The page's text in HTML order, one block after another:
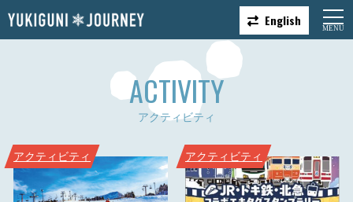
English
ACTIVITY
アクティビティ
アクティビティ アクティビティ